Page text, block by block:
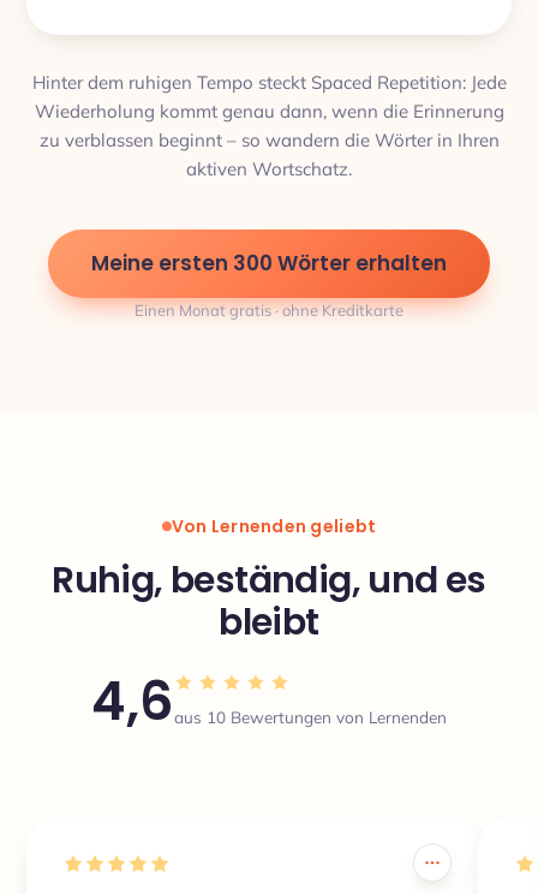
Hinter dem ruhigen Tempo steckt Spaced Repetition: Jede
Wiederholung kommt genau dann, wenn die Erinnerung
zu verblassen beginnt – so wandern die Wörter in Ihren
aktiven Wortschatz.
Meine ersten 300 Wörter erhalten
Einen Monat gratis · ohne Kreditkarte
Von Lernenden geliebt
Ruhig, beständig, und es
bleibt
4,6aus 10 Bewertungen von Lernenden